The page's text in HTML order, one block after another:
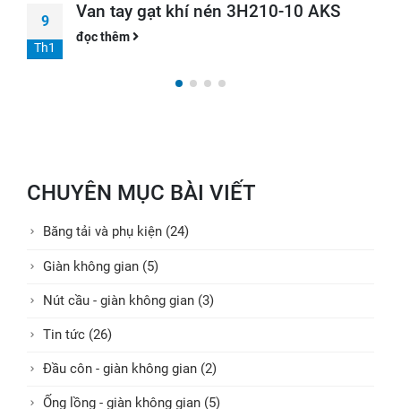
nén 3H210-10 AKS
CHUYÊN MỤC BÀI VIẾT
Băng tải và phụ kiện (24)
Giàn không gian (5)
Nút cầu - giàn không gian (3)
Tin tức (26)
Đầu côn - giàn không gian (2)
Ống lồng - giàn không gian (5)